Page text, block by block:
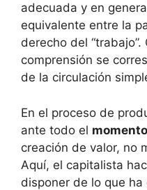
adecuada y en
equivalente entre la
derecho del
comprensión se
de la circulación
En el proceso de
ante todo el
creación de valor, no
Aquí, el capitalista
disponer de lo que